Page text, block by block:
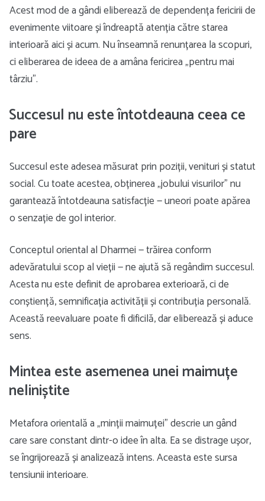
Acest mod de a gândi eliberează de dependența fericirii de
evenimente viitoare și îndreaptă atenția către starea
interioară aici și acum. Nu înseamnă renunțarea la scopuri,
ci eliberarea de ideea de a amâna fericirea „pentru mai
târziu”.
Succesul nu este întotdeauna ceea ce
pare
Succesul este adesea măsurat prin poziții, venituri și statut
social. Cu toate acestea, obținerea „jobului visurilor” nu
garantează întotdeauna satisfacție — uneori poate apărea
o senzație de gol interior.
Conceptul oriental al Dharmei — trăirea conform
adevăratului scop al vieții — ne ajută să regândim succesul.
Acesta nu este definit de aprobarea exterioară, ci de
conștiență, semnificația activității și contribuția personală.
Această reevaluare poate fi dificilă, dar eliberează și aduce
sens.
Mintea este asemenea unei maimuțe
neliniștite
Metafora orientală a „minții maimuței” descrie un gând
care sare constant dintr-o idee în alta. Ea se distrage ușor,
se îngrijorează și analizează intens. Aceasta este sursa
tensiunii interioare.